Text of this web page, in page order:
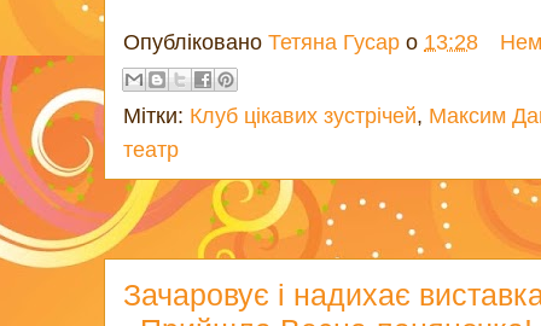
Опубліковано Тетяна Гусар о 13:28
Мітки: Клуб цікавих зустрічей, Максим
театр
Зачаровує і надихає